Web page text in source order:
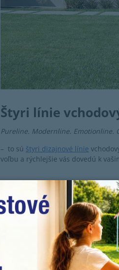
Štyri línie
Pureline. Modernline. Emotionline.
– to sú štyri dizajnové línie
voľbu a rýchlejšie vás dovedú k